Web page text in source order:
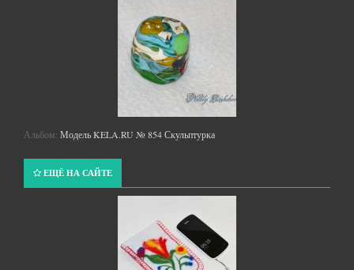
Альбом: Модель KELA.RU № 854 Скульптурка
ЕЩЁ НА САЙТЕ